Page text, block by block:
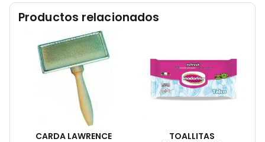
Productos relacionados
CARDA LAWRENCE
TOALLITAS